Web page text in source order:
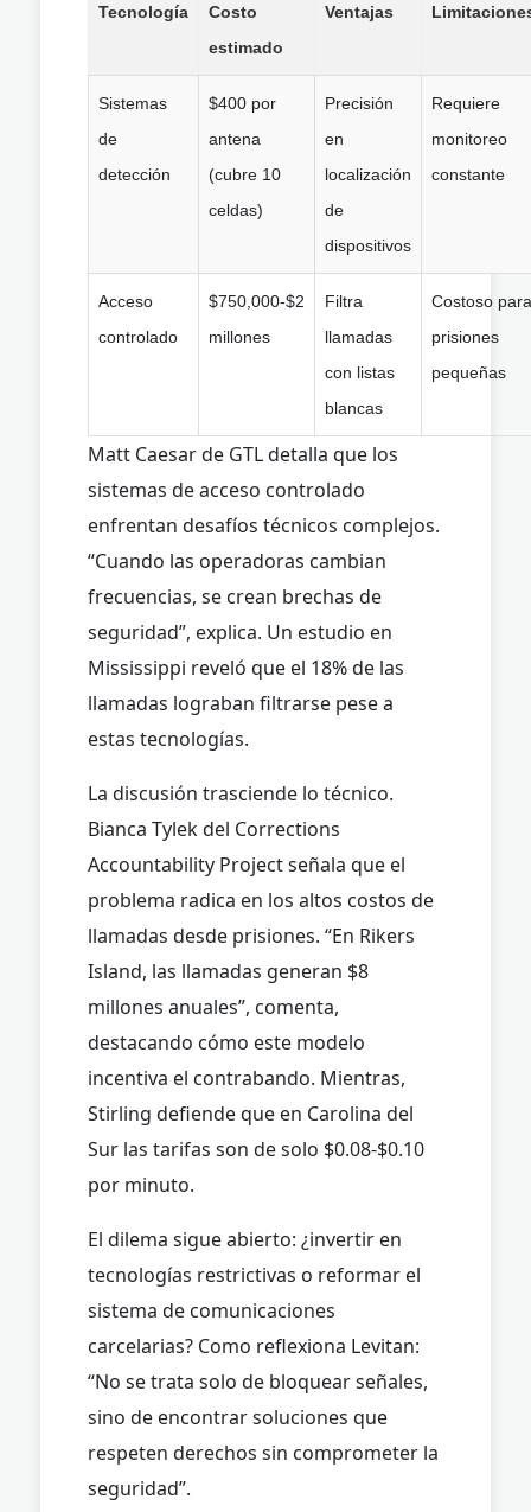
Tecnología
Costo
estimado
Ventajas
Sistemas
de
detección
$400 por
antena
(cubre 10
celdas)
Precisión
en
localización
de
dispositivos
Requiere
monitoreo
constante
Acceso
controlado
$750,000-$2
millones
Filtra
llamadas
con listas
blancas
Costoso para
prisiones
pequeñas
Matt Caesar de GTL detalla que los
sistemas de acceso controlado
enfrentan desafíos técnicos complejos.
“Cuando las operadoras cambian
frecuencias, se crean brechas de
seguridad”, explica. Un estudio en
Mississippi reveló que el 18% de las
llamadas lograban filtrarse pese a
estas tecnologías.
La discusión trasciende lo técnico.
Bianca Tylek del Corrections
Accountability Project señala que el
problema radica en los altos costos de
llamadas desde prisiones. “En Rikers
Island, las llamadas generan $8
millones anuales”, comenta,
destacando cómo este modelo
incentiva el contrabando. Mientras,
Stirling defiende que en Carolina del
Sur las tarifas son de solo $0.08-$0.10
por minuto.
El dilema sigue abierto: ¿invertir en
tecnologías restrictivas o reformar el
sistema de comunicaciones
carcelarias? Como reflexiona Levitan:
“No se trata solo de bloquear señales,
sino de encontrar soluciones que
respeten derechos sin comprometer la
seguridad”.